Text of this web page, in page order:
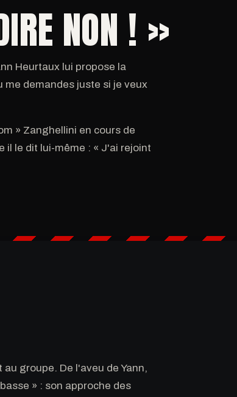
NON ! »
Heurtaux lui propose la
me demandes juste si je veux
» Zanghellini en cours de
il le dit lui-même : « J'ai rejoint
groupe. De l'aveu de Yann,
» : son approche des